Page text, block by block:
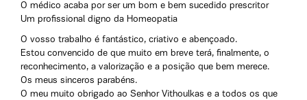
O médico acaba por ser um bom e bem sucedido prescritor
Um profissional digno da Homeopatia
O vosso trabalho é fantástico, criativo e abençoado.
Estou convencido de que muito em breve terá, finalmente, o
reconhecimento, a valorização e a posição que bem merece.
Os meus sinceros parabéns.
O meu muito obrigado ao Senhor Vithoulkas e a todos os que